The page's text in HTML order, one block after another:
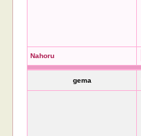
Nahoru
gema